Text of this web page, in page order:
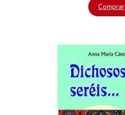
Comprar